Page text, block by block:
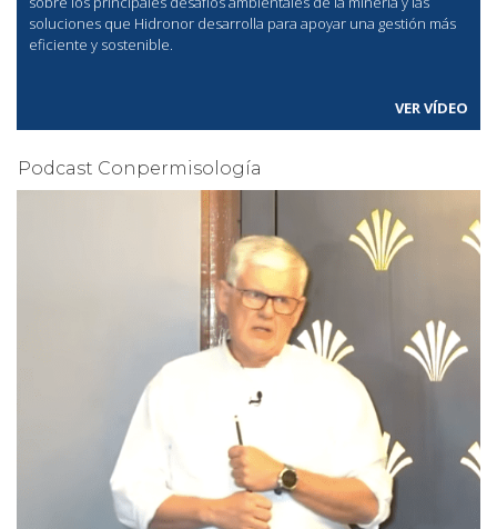
soluciones que Hidronor desarrolla para apoyar una gestión más
eficiente y sostenible.
VER VÍDEO
Podcast Conpermisología